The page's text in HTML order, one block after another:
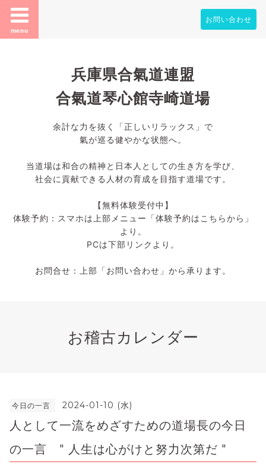
menu
お問い合わせ
兵庫県合氣道連盟
合氣道琴心館寺崎道場
余計な力を抜く「正しいリラックス」で
氣が巡る健やかな状態へ。
当道場は和合の精神と日本人としての生き方を学び、
社会に貢献できる人材の育成を目指す道場です。
【無料体験受付中】
体験予約：スマホは上部メニュー「体験予約はこちらから」
より。
PCは下部リンクより。
お問合せ：上部「お問い合わせ」から承ります。
お稽古カレンダー
今日の一言 2024-01-10 (水)
人として一流をめざすための道場長の今日
の一言 " ⼈⽣は⼼がけと努⼒次第だ "